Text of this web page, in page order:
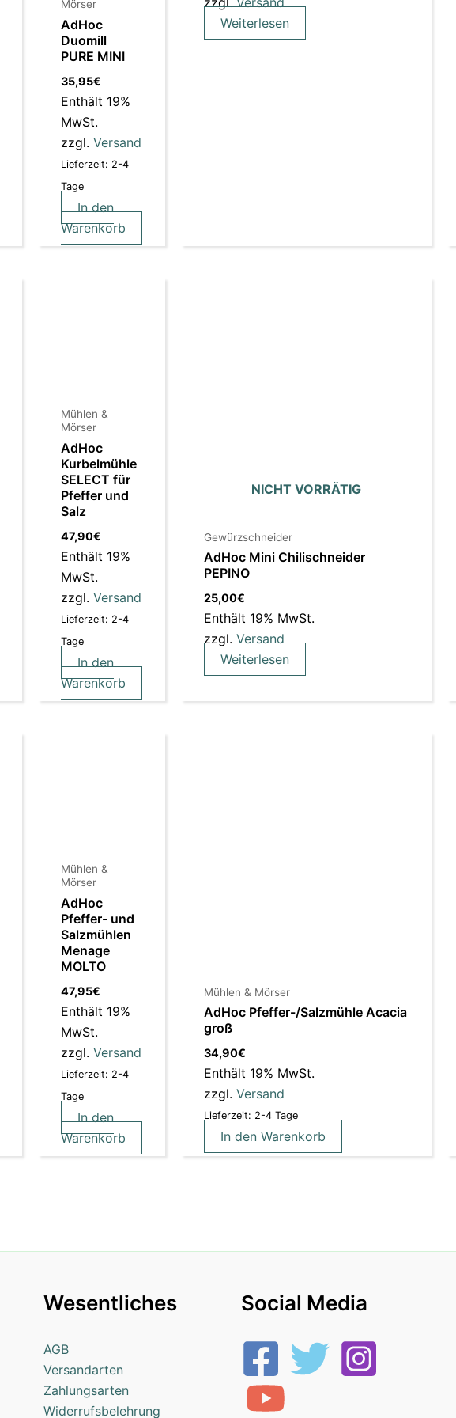
Mörser
AdHoc
Duomill
PURE MINI
35,95€
Enthält 19%
MwSt.
zzgl. Versand
Lieferzeit: 2-4
Tage
In den
Warenkorb
Weiterlesen
Mühlen &
Mörser
AdHoc
Kurbelmühle
SELECT für
Pfeffer und
Salz
47,90€
Enthält 19%
MwSt.
zzgl. Versand
Lieferzeit: 2-4
Tage
In den
Warenkorb
NICHT VORRÄTIG
Gewürzschneider
AdHoc Mini Chilischneider
PEPINO
25,00€
Enthält 19% MwSt.
zzgl.Versand
Weiterlesen
Mühlen &
Mörser
AdHoc
Pfeffer- und
Salzmühlen
Menage
MOLTO
47,95€
Enthält 19%
MwSt.
zzgl. Versand
Lieferzeit: 2-4
Tage
In den
Warenkorb
Mühlen & Mörser
AdHoc Pfeffer-/Salzmühle Acacia
groß
34,90€
Enthält 19% MwSt.
zzgl.Versand
Lieferzeit: 2-4 Tage
In den Warenkorb
Wesentliches
AGB
Versandarten
Zahlungsarten
Widerrufsbelehrung
Social Media